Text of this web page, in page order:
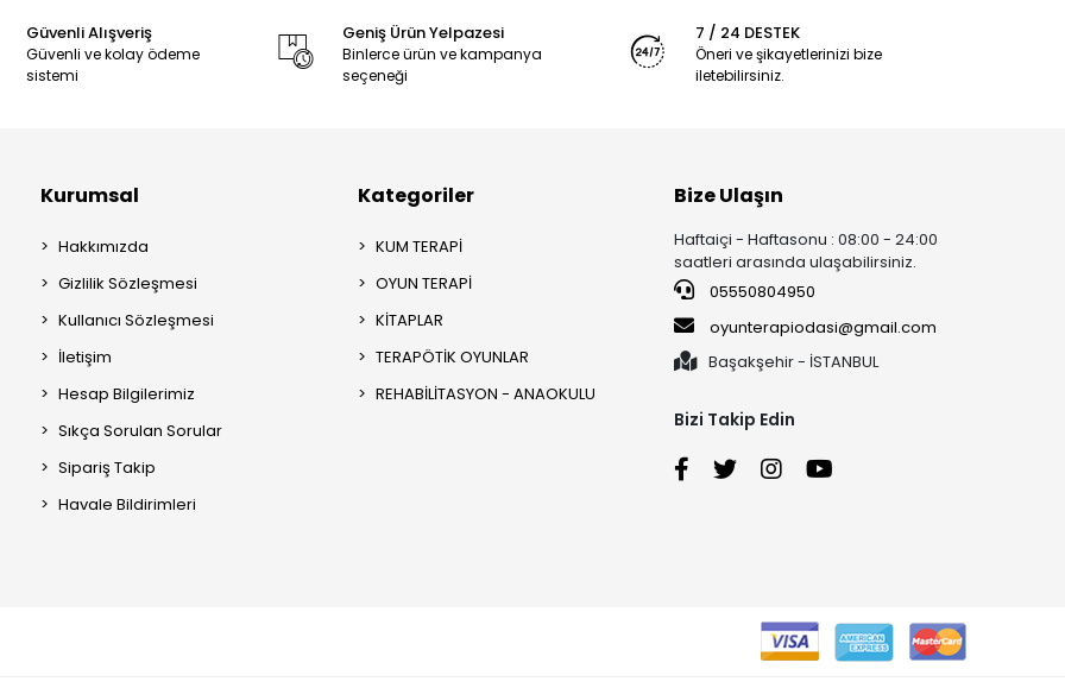
Güvenli Alışveriş
Güvenli ve kolay ödeme
sistemi
Geniş Ürün Yelpazesi
Binlerce ürün ve kampanya
seçeneği
7 / 24 DESTEK
Öneri ve şikayetlerinizi bize
iletebilirsiniz.
Kurumsal
Hakkımızda
Gizlilik Sözleşmesi
Kullanıcı Sözleşmesi
İletişim
Hesap Bilgilerimiz
Sıkça Sorulan Sorular
Sipariş Takip
Havale Bildirimleri
Kategoriler
KUM TERAPİ
OYUN TERAPİ
KİTAPLAR
TERAPÖTİK OYUNLAR
REHABİLİTASYON - ANAOKULU
Bize Ulaşın
Haftaiçi - Haftasonu : 08:00 - 24:00
saatleri arasında ulaşabilirsiniz.
05550804950
oyunterapiodasi@gmail.com
Başakşehir - İSTANBUL
Bizi Takip Edin